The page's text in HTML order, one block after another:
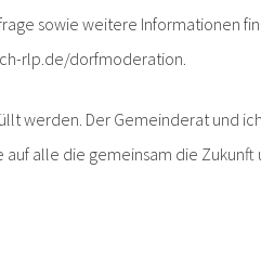
sowie weitere Informationen
rlp.de/dorfmoderation.
werden. Der Gemeinderat und
alle die gemeinsam die Zukunft